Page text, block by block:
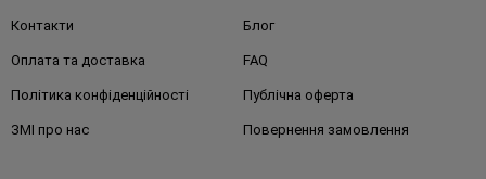
Контакти Блог
Оплата та доставка FAQ
Політика конфіденційності Публічна оферта
ЗМІ про нас Повернення замовлення